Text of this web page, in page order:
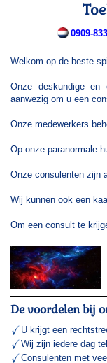
0909-
Welkom op de beste
Onze deskundige en
aanwezig om u een
Onze medewerkers
Op onze paranormale
Onze consulenten zijn
Wij kunnen ook een
Om een consult te
De voordelen bij
U krijgt een
Wij zijn iedere dag
Consulenten met